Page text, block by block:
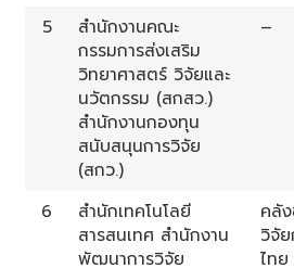
5
สำนักงานคณะ
กรรมการส่งเสริม
วิทยาศาสตร์ วิจัยและ
นวัตกรรม (สกสว.)
สำนักงานกองทุน
สนับสนุนการวิจัย
(สกว.)
–
6
สำนักเทคโนโลยี
สารสนเทศ สำนักงาน
พัฒนาการวิจัย
คลั
วิจั
ไทย